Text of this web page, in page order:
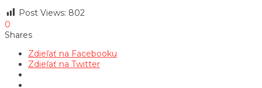
Post Views: 802
0
Shares
Zdieľať na Facebooku
Zdieľať na Twitter